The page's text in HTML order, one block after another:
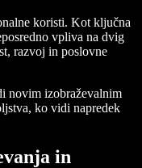
koristi. Kot ključna
vpliva na dvig
razvoj in poslovne
novim izobraževalnim
ko vidi napredek
in